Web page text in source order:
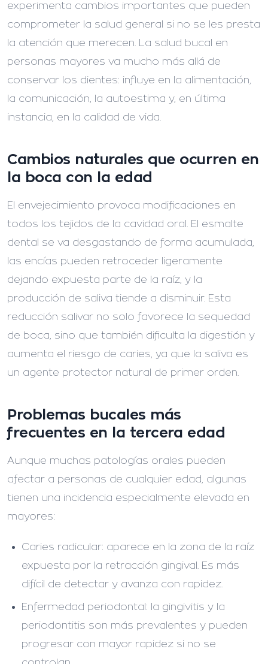
experimenta cambios importantes que pueden
comprometer la salud general si no se les presta
la atención que merecen. La salud bucal en
personas mayores va mucho más allá de
conservar los dientes: influye en la alimentación,
la comunicación, la autoestima y, en última
instancia, en la calidad de vida.
Cambios naturales que ocurren en
la boca con la edad
El envejecimiento provoca modificaciones en
todos los tejidos de la cavidad oral. El esmalte
dental se va desgastando de forma acumulada,
las encías pueden retroceder ligeramente
dejando expuesta parte de la raíz, y la
producción de saliva tiende a disminuir. Esta
reducción salivar no solo favorece la sequedad
de boca, sino que también dificulta la digestión y
aumenta el riesgo de caries, ya que la saliva es
un agente protector natural de primer orden.
Problemas bucales más
frecuentes en la tercera edad
Aunque muchas patologías orales pueden
afectar a personas de cualquier edad, algunas
tienen una incidencia especialmente elevada en
mayores:
Caries radicular: aparece en la zona de la raíz
expuesta por la retracción gingival. Es más
difícil de detectar y avanza con rapidez.
Enfermedad periodontal: la gingivitis y la
periodontitis son más prevalentes y pueden
progresar con mayor rapidez si no se